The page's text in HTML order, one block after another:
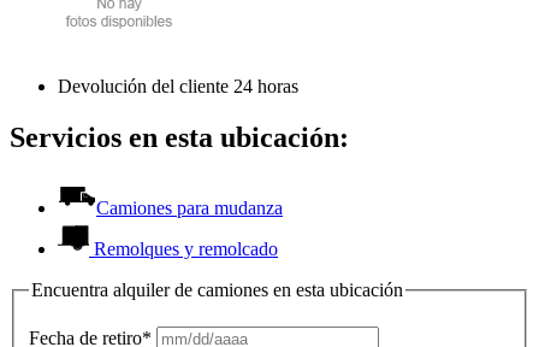
Devolución del cliente 24 horas
Servicios en esta ubicación:
Camiones para mudanza
Remolques y remolcado
Encuentra alquiler de camiones en esta ubicación
Fecha de retiro*